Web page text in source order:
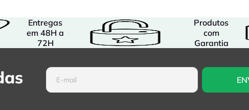
Entregas
em 48H a
72H
Produtos
com
Garantia